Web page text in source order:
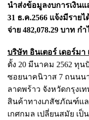
นำส่งข้อมูลงบการเงิน
31 ธ.ค.2566 แจ้งมีราย
จ่าย 482,078.29 บาท ก
บริษัท อินเตอร์ เดอร์ม
ตั้ง 20 มีนาคม 2562 ทุน
ซอยนาคนิวาส 7 ถนนน
ลาดพร้าว จังหวัดกรุงเ
สินค้าทางเภสัชภัณฑ์แล
เกศกมล เปลี่ยนสมัย เ